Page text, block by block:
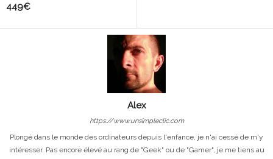
449€
Alex
https://www.unsimpleclic.com
Plongé dans le monde des ordinateurs depuis l'enfance, je n'ai cessé de m'y
intéresser. Pas encore élevé au rang de "Geek" ou de "Gamer", je me tiens au